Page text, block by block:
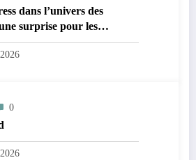
dans l’univers des
surprise pour les
0